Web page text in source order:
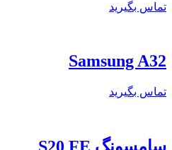
تماس بگیرید
Samsung A32
تماس بگیرید
سامسونگ S20 FE